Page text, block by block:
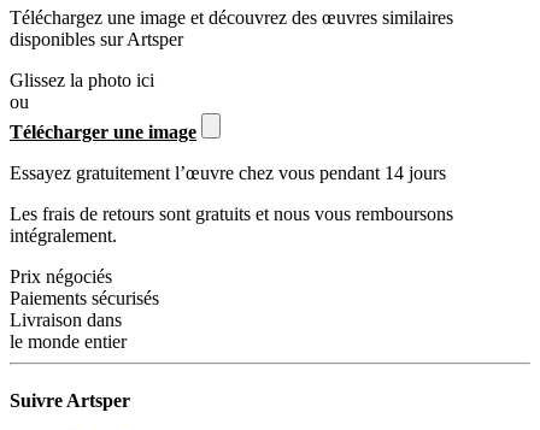
Téléchargez une image et découvrez des œuvres similaires
disponibles sur Artsper
Glissez la photo ici
ou
Télécharger une image
Essayez gratuitement l’œuvre chez vous pendant 14 jours
Les frais de retours sont gratuits et nous vous remboursons
intégralement.
Prix négociés
Paiements sécurisés
Livraison dans
le monde entier
Suivre Artsper